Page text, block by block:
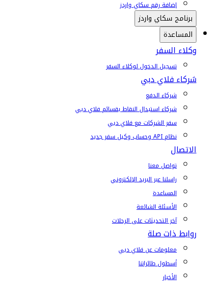
إضافة رقم سكاي واردز
برنامج سكاي واردز
المساعدة
وكلاء السفر
تسجيل الدخول لوكلاء السفر
شركاء فلاي دبي
شركاء الدفع
شركاء استبدال النقاط بقسائم فلاي دبي
سفر الشركات مع فلاي دبي
نظام API وحساب وكيل سفر جديد
الاتصال
تواصل معنا
راسلنا عبر البريد الإلكتروني
المساعدة
الأسئلة الشائعة
آخر التحديثات على الرحلات
روابط ذات صلة
معلومات عن فلاي دبي
أسطول طائراتنا
الأخبار